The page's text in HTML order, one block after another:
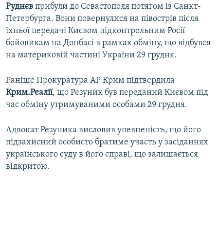
Руднєв прибули до Севастополя потягом із Санкт-
Петербурга. Вони повернулися на півострів після
їхньої передачі Києвом підконтрольним Росії
бойовикам на Донбасі в рамках обміну, що відбувся
на материковій частині України 29 грудня.
Раніше Прокуратура АР Крим підтвердила
Крим.Реалії, що Резуник був переданий Києвом під
час обміну утримуваними особами 29 грудня.
Адвокат Резуника висловив упевненість, що його
підзахисний особисто братиме участь у засіданнях
українського суду в його справі, що залишається
відкритою.